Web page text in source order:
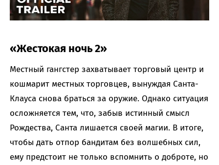
«Жестокая ночь 2»
Местный гангстер захватывает торговый центр и
кошмарит местных торговцев, вынуждая Санта-
Клауса снова браться за оружие. Однако ситуация
осложняется тем, что, забыв истинный смысл
Рождества, Санта лишается своей магии. В итоге,
чтобы дать отпор бандитам без волшебных сил,
ему предстоит не только вспомнить о доброте, но